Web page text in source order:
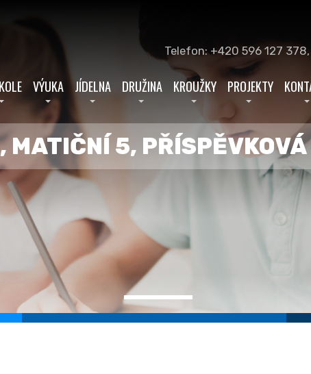
Telefon: +420 596 127
VÝUKA JÍDELNA DRUŽINA KROUŽKY PROJEKTY
MATIČNÍ 5,